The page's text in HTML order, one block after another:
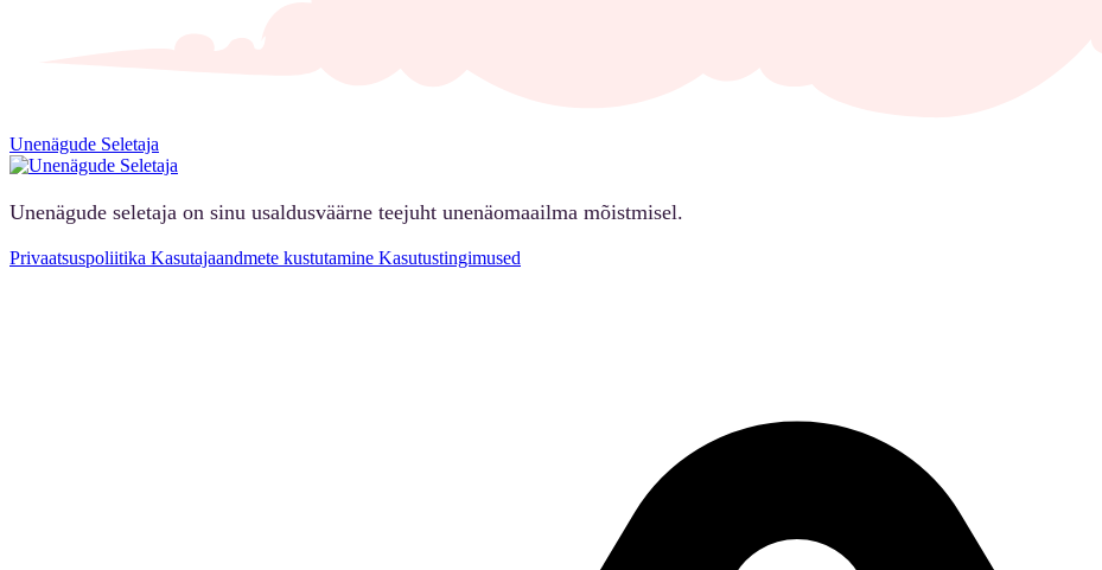
Unenägude Seletaja
Unenägude seletaja on sinu usaldusväärne teejuht unenäomaailma mõistmisel.
Privaatsuspoliitika Kasutajaandmete kustutamine Kasutustingimused